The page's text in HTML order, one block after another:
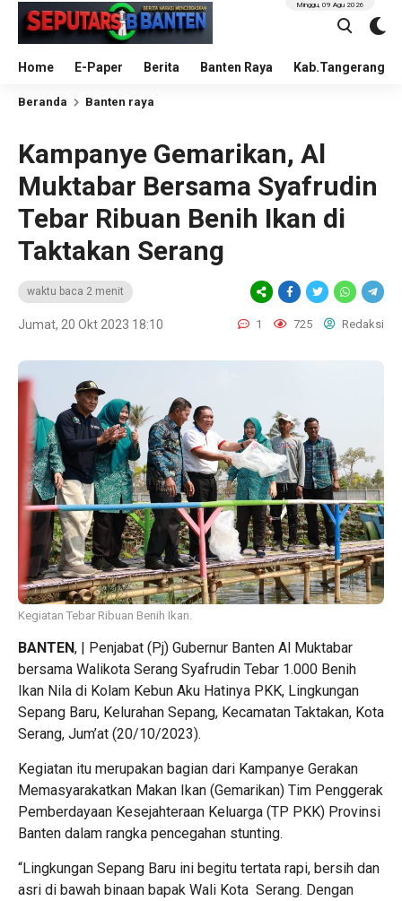
Home E-Paper Berita Banten Raya Kab.Tangerang
Minggu, 09 Agu 2026
Beranda Banten raya
Kampanye Gemarikan, Al
Muktabar Bersama Syafrudin
Tebar Ribuan Benih Ikan di
Taktakan Serang
waktu baca 2 menit
Jumat, 20 Okt 2023 18:10 1 725 Redaksi
Kegiatan Tebar Ribuan Benih Ikan.
BANTEN, | Penjabat (Pj) Gubernur Banten Al Muktabar
bersama Walikota Serang Syafrudin Tebar 1.000 Benih
Ikan Nila di Kolam Kebun Aku Hatinya PKK, Lingkungan
Sepang Baru, Kelurahan Sepang, Kecamatan Taktakan, Kota
Serang, Jum’at (20/10/2023).
Kegiatan itu merupakan bagian dari Kampanye Gerakan
Memasyarakatkan Makan Ikan (Gemarikan) Tim Penggerak
Pemberdayaan Kesejahteraan Keluarga (TP PKK) Provinsi
Banten dalam rangka pencegahan stunting.
“Lingkungan Sepang Baru ini begitu tertata rapi, bersih dan
asri di bawah binaan bapak Wali Kota Serang. Dengan